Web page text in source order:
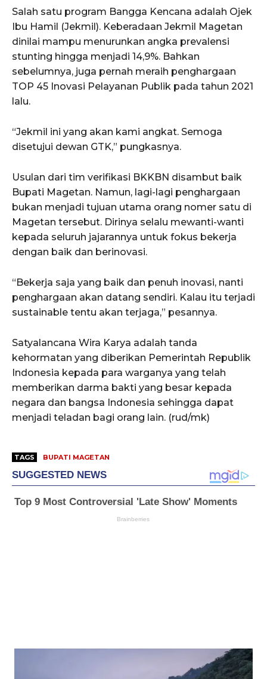
Salah satu program Bangga Kencana adalah Ojek
Ibu Hamil (Jekmil). Keberadaan Jekmil Magetan
dinilai mampu menurunkan angka prevalensi
stunting hingga menjadi 14,9%. Bahkan
sebelumnya, juga pernah meraih penghargaan
TOP 45 Inovasi Pelayanan Publik pada tahun 2021
lalu.
“Jekmil ini yang akan kami angkat. Semoga
disetujui dewan GTK,” pungkasnya.
Usulan dari tim verifikasi BKKBN disambut baik
Bupati Magetan. Namun, lagi-lagi penghargaan
bukan menjadi tujuan utama orang nomer satu di
Magetan tersebut. Dirinya selalu mewanti-wanti
kepada seluruh jajarannya untuk fokus bekerja
dengan baik dan berinovasi.
“Bekerja saja yang baik dan penuh inovasi, nanti
penghargaan akan datang sendiri. Kalau itu terjadi
sustainable tentu akan terjaga,” pesannya.
Satyalancana Wira Karya adalah tanda
kehormatan yang diberikan Pemerintah Republik
Indonesia kepada para warganya yang telah
memberikan darma bakti yang besar kepada
negara dan bangsa Indonesia sehingga dapat
menjadi teladan bagi orang lain. (rud/mk)
TAGS BUPATI MAGETAN